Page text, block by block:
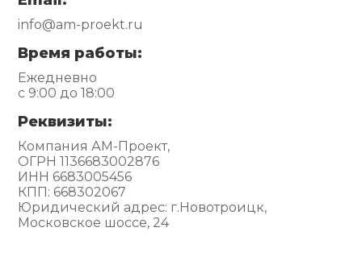
info@am-proekt.ru
Время работы:
Ежедневно
с 9:00 до 18:00
Реквизиты:
Компания АМ-Проект,
ОГРН 1136683002876
ИНН 6683005456
КПП: 668302067
Юридический адрес: г.Новотроицк,
Московское шоссе, 24